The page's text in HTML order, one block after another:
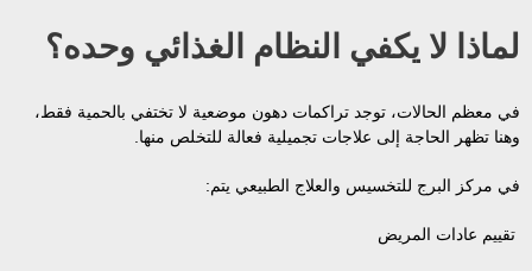
لماذا لا يكفي النظام الغذائي وحده؟
في معظم الحالات، توجد تراكمات دهون موضعية لا تختفي بالحمية فقط،
وهنا تظهر الحاجة إلى علاجات تجميلية فعالة للتخلص منها.
في مركز البرج للتخسيس والعلاج الطبيعي يتم:
تقييم عادات المريض